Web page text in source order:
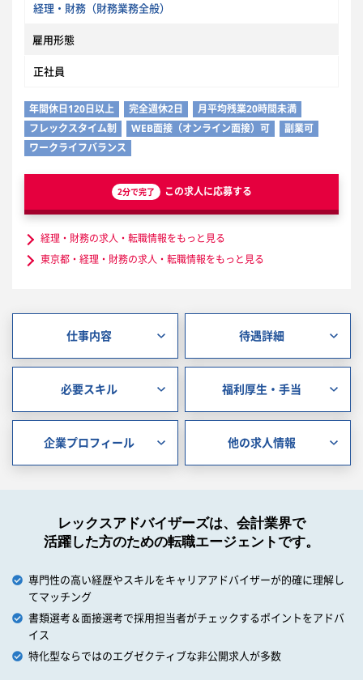
経理・財務（財務業務全般）
雇用形態
正社員
年間休日120日以上 完全週休2日
月平均残業20時間未満
フレックスタイム制
WEB面接（オンライン面接）可
副業可
ワークライフバランス
2分で完了 この求人に応募する
経理・財務の求人・転職情報をもっと見る
東京都・経理・財務の求人・転職情報をもっと見る
仕事内容 待遇詳細
必要スキル 福利厚生・手当
企業プロフィール 他の求人情報
レックスアドバイザーズは、会計業界で
活躍した方のための転職エージェントです。
専門性の高い経歴やスキルをキャリアアドバイザーが的確に理解し
てマッチング
書類選考＆面接選考で採用担当者がチェックするポイントをアドバ
イス
特化型ならではのエグゼクティブな非公開求人が多数